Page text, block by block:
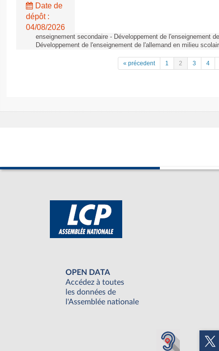
Date de
dépôt :
04/08/2026
enseignement secondaire - Développement de l'enseignement
Développement de l'enseignement de l'allemand en milieu
« précedent 1 2 3 4
OPEN DATA
Accédez à toutes
les données de
l'Assemblée nationale